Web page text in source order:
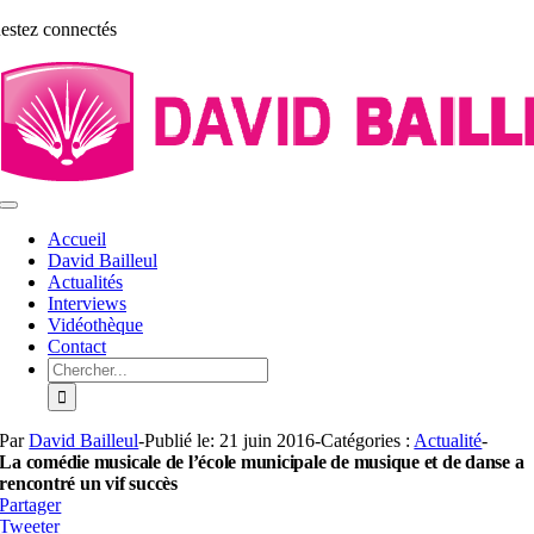
Aller
contenu
connectés
Toggle
NavigationAccueil
David Bailleul
Actualités
Interviews
Vidéothèque
Contact
Rechercher:
ParDavid Bailleul-Publié le: 21 juin 2016-Catégories : Actualité-
La comédie musicale de l’école municipale de musique et de danse a
rencontré un vif succès
Partager
Tweeter